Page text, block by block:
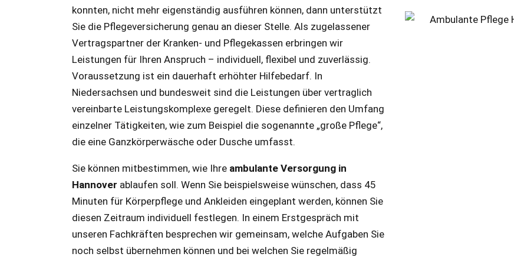
konnten, nicht mehr eigenständig ausführen können, dann unterstützt
Sie die Pflegeversicherung genau an dieser Stelle. Als zugelassener
Vertragspartner der Kranken- und Pflegekassen erbringen wir
Leistungen für Ihren Anspruch – individuell, flexibel und zuverlässig.
Voraussetzung ist ein dauerhaft erhöhter Hilfebedarf. In
Niedersachsen und bundesweit sind die Leistungen über vertraglich
vereinbarte Leistungskomplexe geregelt. Diese definieren den Umfang
einzelner Tätigkeiten, wie zum Beispiel die sogenannte „große Pflege“,
die eine Ganzkörperwäsche oder Dusche umfasst.
Sie können mitbestimmen, wie Ihre ambulante Versorgung in
Hannover ablaufen soll. Wenn Sie beispielsweise wünschen, dass 45
Minuten für Körperpflege und Ankleiden eingeplant werden, können Sie
diesen Zeitraum individuell festlegen. In einem Erstgespräch mit
unseren Fachkräften besprechen wir gemeinsam, welche Aufgaben Sie
noch selbst übernehmen können und bei welchen Sie regelmäßig